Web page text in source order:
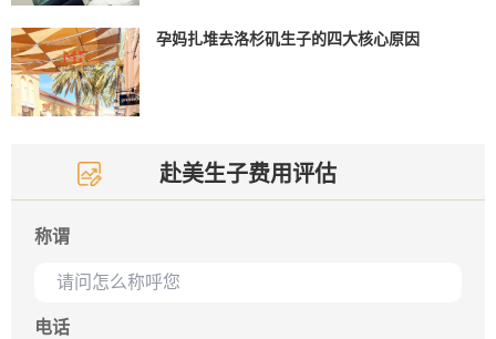
孕妈扎堆去洛杉矶生子的四大核心原因
赴美生子费用评估
称谓
电话